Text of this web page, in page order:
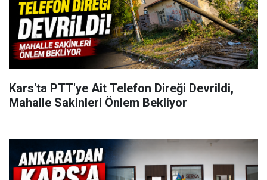
Kars'ta PTT'ye Ait Telefon Direği Devrildi,
Mahalle Sakinleri Önlem Bekliyor